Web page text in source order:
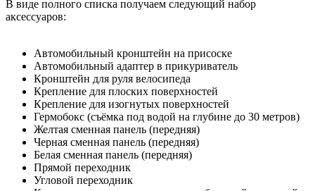
В виде полного списка получаем следующий набор
аксессуаров:
Автомобильный кронштейн на присоске
Автомобильный адаптер в прикуриватель
Кронштейн для руля велосипеда
Крепление для плоских поверхностей
Крепление для изогнутых поверхностей
Гермобокс (съёмка под водой на глубине до 30 метров)
Желтая сменная панель (передняя)
Черная сменная панель (передняя)
Белая сменная панель (передняя)
Прямой переходник
Угловой переходник